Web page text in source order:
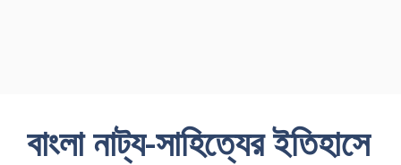
বাংলা নাট্য-সাহিত্যের ইতিহাসে